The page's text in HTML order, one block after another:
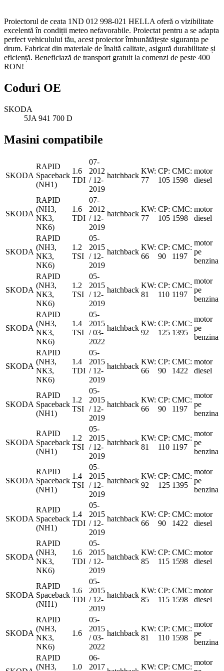
Proiectorul de ceata 1ND 012 998-021 HELLA oferă o vizibilitate
excelentă în condiții meteo nefavorabile. Proiectat pentru a se adapta
perfect vehiculului tău, acest proiector îmbunătățește siguranța pe
drum. Fabricat din materiale de înaltă calitate, asigură durabilitate și
eficiență. Beneficiază de transport gratuit la comenzi de peste 400
RON!
Coduri OE
SKODA
5JA 941 700 D
Masini compatibile
SKODA
RAPID
Spaceback
(NH1)
1.6
TDI
07-
2012
/ 12-
2019
hatchback
KW:
77
CP:
105
CMC:
1598
motor
diesel
SKODA
RAPID
(NH3,
NK3,
NK6)
1.6
TDI
07-
2012
/ 12-
2019
hatchback
KW:
77
CP:
105
CMC:
1598
motor
diesel
SKODA
RAPID
(NH3,
NK3,
NK6)
1.2
TSI
05-
2015
/ 12-
2019
hatchback
KW:
66
CP:
90
CMC:
1197
motor
pe
benzina
SKODA
RAPID
(NH3,
NK3,
NK6)
1.2
TSI
05-
2015
/ 12-
2019
hatchback
KW:
81
CP:
110
CMC:
1197
motor
pe
benzina
SKODA
RAPID
(NH3,
NK3,
NK6)
1.4
TSI
05-
2015
/ 03-
2022
hatchback
KW:
92
CP:
125
CMC:
1395
motor
pe
benzina
SKODA
RAPID
(NH3,
NK3,
NK6)
1.4
TDI
05-
2015
/ 12-
2019
hatchback
KW:
66
CP:
90
CMC:
1422
motor
diesel
SKODA
RAPID
Spaceback
(NH1)
1.2
TSI
05-
2015
/ 12-
2019
hatchback
KW:
66
CP:
90
CMC:
1197
motor
pe
benzina
SKODA
RAPID
Spaceback
(NH1)
1.2
TSI
05-
2015
/ 12-
2019
hatchback
KW:
81
CP:
110
CMC:
1197
motor
pe
benzina
SKODA
RAPID
Spaceback
(NH1)
1.4
TSI
05-
2015
/ 12-
2019
hatchback
KW:
92
CP:
125
CMC:
1395
motor
pe
benzina
SKODA
RAPID
Spaceback
(NH1)
1.4
TDI
05-
2015
/ 12-
2019
hatchback
KW:
66
CP:
90
CMC:
1422
motor
diesel
SKODA
RAPID
(NH3,
NK3,
NK6)
1.6
TDI
05-
2015
/ 12-
2019
hatchback
KW:
85
CP:
115
CMC:
1598
motor
diesel
SKODA
RAPID
Spaceback
(NH1)
1.6
TDI
05-
2015
/ 12-
2019
hatchback
KW:
85
CP:
115
CMC:
1598
motor
diesel
SKODA
RAPID
(NH3,
NK3,
NK6)
1.6
05-
2015
/ 03-
2022
hatchback
KW:
81
CP:
110
CMC:
1598
motor
pe
benzina
RAPID
(NH3,
1.0
06-
2017
KW: CP: CMC:
motor